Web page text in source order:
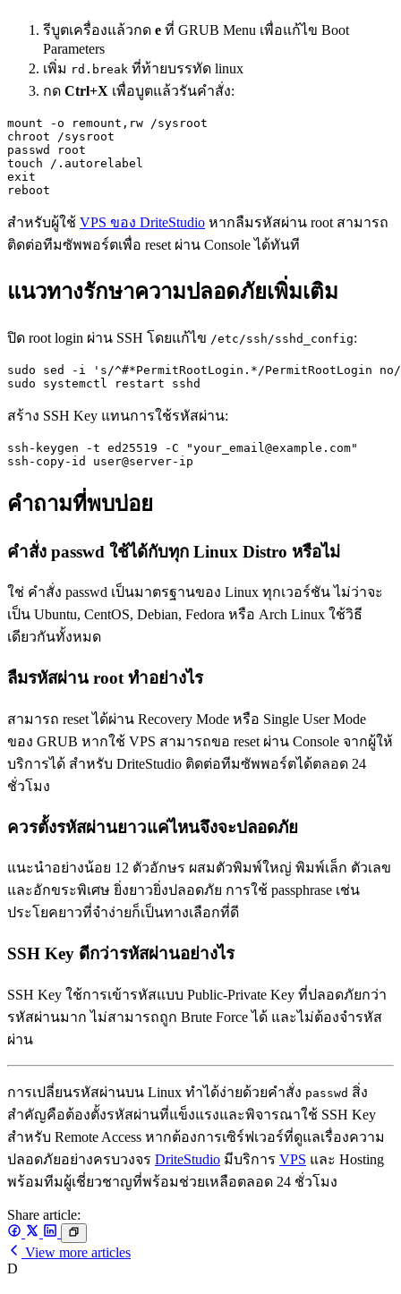
รีบูตเครื่องแล้วกด e ที่ GRUB Menu เพื่อแก้ไข Boot
Parameters
เพิ่ม rd.break ที่ท้ายบรรทัด linux
กด Ctrl+X เพื่อบูตแล้วรันคำสั่ง:
mount -o remount,rw /sysroot
chroot /sysroot
passwd root
touch /.autorelabel
exit
reboot
สำหรับผู้ใช้ VPS ของ DriteStudio หากลืมรหัสผ่าน root สามารถ
ติดต่อทีมซัพพอร์ตเพื่อ reset ผ่าน Console ได้ทันที
แนวทางรักษาความปลอดภัยเพิ่มเติม
ปิด root login ผ่าน SSH โดยแก้ไข /etc/ssh/sshd_config:
sudo sed -i 's/^#*PermitRootLogin.*/PermitRootLogin
sudo systemctl restart sshd
สร้าง SSH Key แทนการใช้รหัสผ่าน:
ssh-keygen -t ed25519 -C "your_email@example.com"
ssh-copy-id user@server-ip
คำถามที่พบบ่อย
คำสั่ง passwd ใช้ได้กับทุก Linux Distro หรือไม่
ใช่ คำสั่ง passwd เป็นมาตรฐานของ Linux ทุกเวอร์ชัน ไม่ว่าจะ
เป็น Ubuntu, CentOS, Debian, Fedora หรือ Arch Linux ใช้วิธี
เดียวกันทั้งหมด
ลืมรหัสผ่าน root ทำอย่างไร
สามารถ reset ได้ผ่าน Recovery Mode หรือ Single User Mode
ของ GRUB หากใช้ VPS สามารถขอ reset ผ่าน Console จากผู้ให้
บริการได้ สำหรับ DriteStudio ติดต่อทีมซัพพอร์ตได้ตลอด 24
ชั่วโมง
ควรตั้งรหัสผ่านยาวแค่ไหนจึงจะปลอดภัย
แนะนำอย่างน้อย 12 ตัวอักษร ผสมตัวพิมพ์ใหญ่ พิมพ์เล็ก ตัวเลข
และอักขระพิเศษ ยิ่งยาวยิ่งปลอดภัย การใช้ passphrase เช่น
ประโยคยาวที่จำง่ายก็เป็นทางเลือกที่ดี
SSH Key ดีกว่ารหัสผ่านอย่างไร
SSH Key ใช้การเข้ารหัสแบบ Public-Private Key ที่ปลอดภัยกว่า
รหัสผ่านมาก ไม่สามารถถูก Brute Force ได้ และไม่ต้องจำรหัส
ผ่าน
การเปลี่ยนรหัสผ่านบน Linux ทำได้ง่ายด้วยคำสั่ง passwd สิ่ง
สำคัญคือต้องตั้งรหัสผ่านที่แข็งแรงและพิจารณาใช้ SSH Key
สำหรับ Remote Access หากต้องการเซิร์ฟเวอร์ที่ดูแลเรื่องความ
ปลอดภัยอย่างครบวงจร DriteStudio มีบริการ VPS และ Hosting
พร้อมทีมผู้เชี่ยวชาญที่พร้อมช่วยเหลือตลอด 24 ชั่วโมง
Share article:
View more articles
D